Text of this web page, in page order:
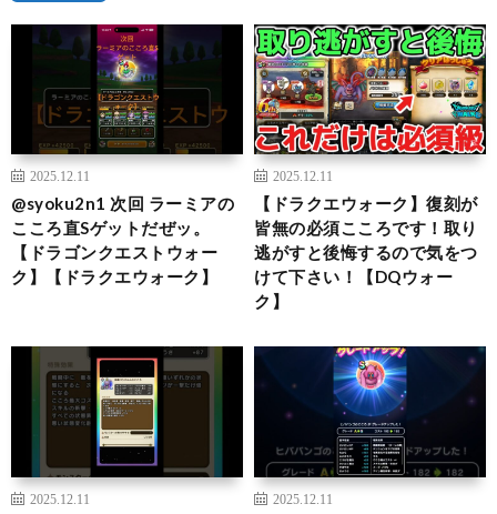
2025.12.11
@syoku2n1 次回 ラーミアの
こころ直Sゲットだぜッ。
【ドラゴンクエストウォー
ク】【ドラクエウォーク】
2025.12.11
【ドラクエウォーク】復刻が
皆無の必須こころです！取り
逃がすと後悔するので気をつ
けて下さい！【DQウォー
ク】
2025.12.11 2025.12.11